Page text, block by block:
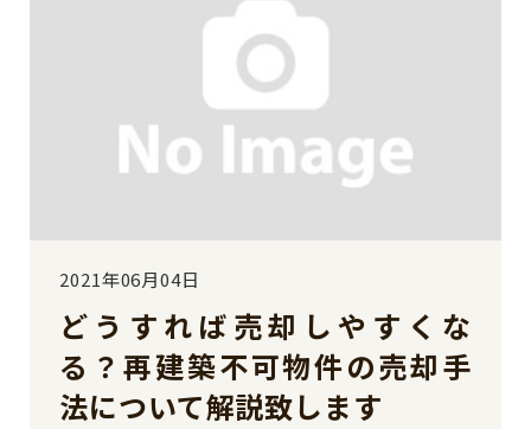
2021年06月04日
どうすれば売却しやすくな
る？再建築不可物件の売却手
法について解説致します